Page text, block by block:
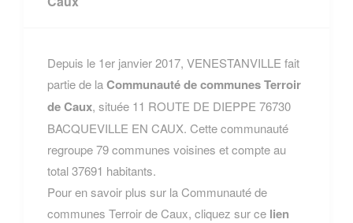
Depuis le 1er janvier 2017, VENESTANVILLE fait
partie de laCommunauté de communes Terroir
de Caux, située 11 ROUTE DE DIEPPE 76730
BACQUEVILLE EN CAUX. Cette communauté
regroupe 79 communes voisines et compte au
total 37691 habitants.
Pour en savoir plus sur la Communauté de
communes Terroir de Caux, cliquez sur ce lien